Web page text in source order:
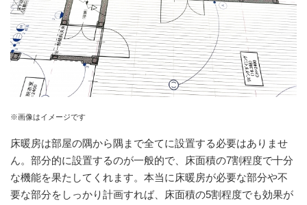
※画像はイメージです
床暖房は部屋の隅から隅まで全てに設置する必要はありませ
ん。部分的に設置するのが一般的で、床面積の7割程度で十分
な機能を果たしてくれます。本当に床暖房が必要な部分や不
要な部分をしっかり計画すれば、床面積の5割程度でも効果が